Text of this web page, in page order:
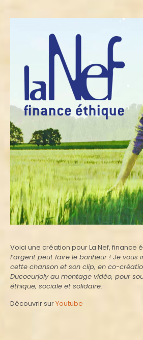
Voici une création pour La Nef, finance
l’argent peut faire le bonheur ! Je vous
cette chanson et son clip, en co-
Ducoeurjoly au montage vidéo, pour
éthique, sociale et solidaire.
Découvrir surYoutube